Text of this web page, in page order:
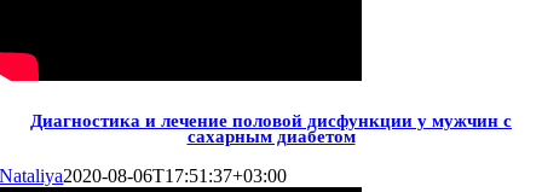
Диагностика и лечение половой дисфункции у мужчин с
сахарным диабетом
Nataliya2020-08-06T17:51:37+03:00